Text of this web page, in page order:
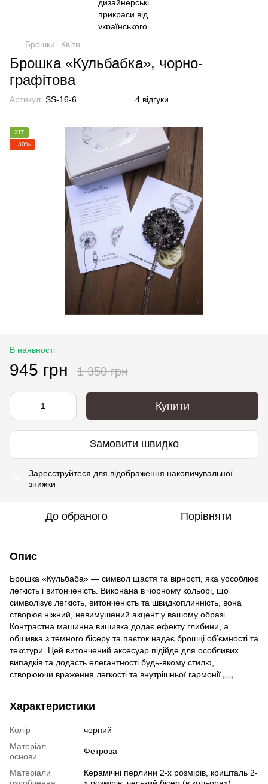
Брошки Квіти
Брошка «Кульбабка», чорно-
графітова
Артикул: SS-16-6 4 відгуки
ХІТ
−30%
В наявності
945 грн 1 350 грн
Купити
Замовити швидко
Зареєструйтеся для відображення накопичувальної
знижки
До обраного Порівняти
Опис
Брошка «Кульбаба» — символ щастя та вірності, яка уособлює
легкість і витонченість. Виконана в чорному кольорі, що
символізує легкість, витонченість та швидкоплинність, вона
створює ніжний, невимушений акцент у вашому образі.
Контрастна машинна вишивка додає ефекту глибини, а
обшивка з темного бісеру та паєток надає брошці об’ємності та
текстури. Цей витончений аксесуар підійде для особливих
випадків та додасть елегантності будь-якому стилю,
створюючи враження легкості та внутрішньої гармонії.
Характеристики
Колір
чорний
Матеріал
основи
Фетрова
Матеріали
Керамічні перлини 2-х розмірів, кришталь 2-